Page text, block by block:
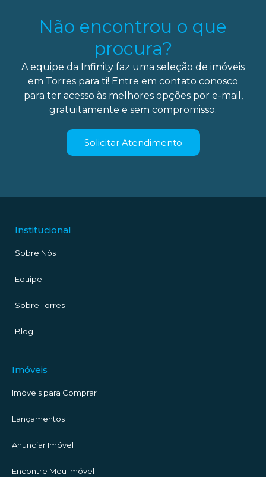
Não encontrou o que
procura?
A equipe da Infinity faz uma seleção de imóveis
em Torres para ti! Entre em contato conosco
para ter acesso às melhores opções por e-mail,
gratuitamente e sem compromisso.
Solicitar Atendimento
Institucional
Sobre Nós
Equipe
Sobre Torres
Blog
Imóveis
Imóveis para Comprar
Lançamentos
Anunciar Imóvel
Encontre Meu Imóvel